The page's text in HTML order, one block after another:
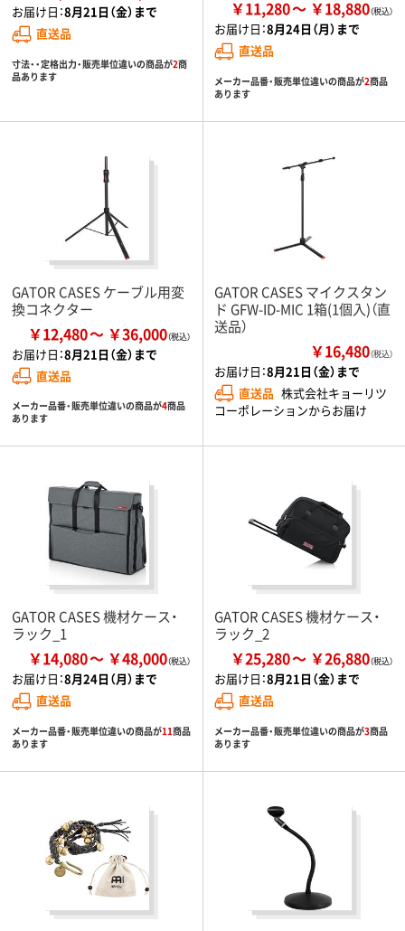
お届け日：8月21日（金）まで
直送品
寸法・・定格出力・販売単位違いの商品が2商
品あります
￥11,280 ￥18,880
お届け日：8月24日（月）まで
直送品
メーカー品番・販売単位違いの商品が2商品
あります
GATOR CASES ケーブル用変
換コネクター
￥12,480 ￥36,000
お届け日：8月21日（金）まで
直送品
メーカー品番・販売単位違いの商品が4商品
あります
GATOR CASES マイクスタン
ド GFW-ID-MIC 1箱(1個入)（直
送品）
￥16,480（税込）
お届け日：8月21日（金）まで
直送品 株式会社キョーリツ
コーポレーションからお届け
GATOR CASES 機材ケース・
ラック_1
￥14,080 ￥48,000
お届け日：8月24日（月）まで
直送品
メーカー品番・販売単位違いの商品が11商品
あります
GATOR CASES 機材ケース・
ラック_2
￥25,280 ￥26,880
お届け日：8月21日（金）まで
直送品
メーカー品番・販売単位違いの商品が3商品
あります